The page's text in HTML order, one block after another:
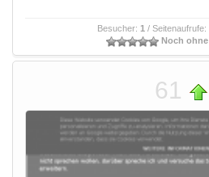
Besucher: 1 / Seitenaufrufe:
Noch ohne
61